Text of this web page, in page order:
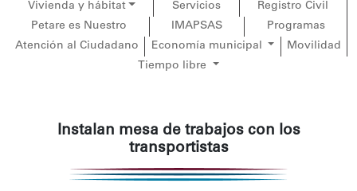
Vivienda y hábitat
Servicios
Registro Civil
Petare es Nuestro
IMAPSAS
Programas
Atención al Ciudadano
Economía municipal
Movilidad
Tiempo libre
Instalan mesa de trabajos con los
transportistas